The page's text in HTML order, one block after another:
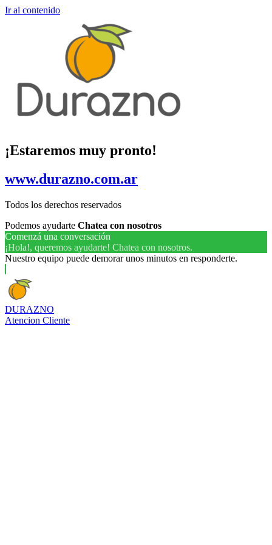
Ir al contenido
¡Estaremos muy pronto!
www.durazno.com.ar
Todos los derechos reservados
Podemos ayudarte Chatea con nosotros
Comenzá una conversación
¡Hola!, queremos ayudarte! Chatea con nosotros.
Nuestro equipo puede demorar unos minutos en responderte.
DURAZNO
Atencion Cliente